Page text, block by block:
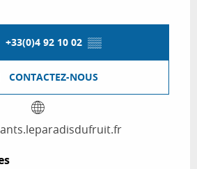
+33(0)4 92 10 02 ▒▒
CONTACTEZ-NOUS